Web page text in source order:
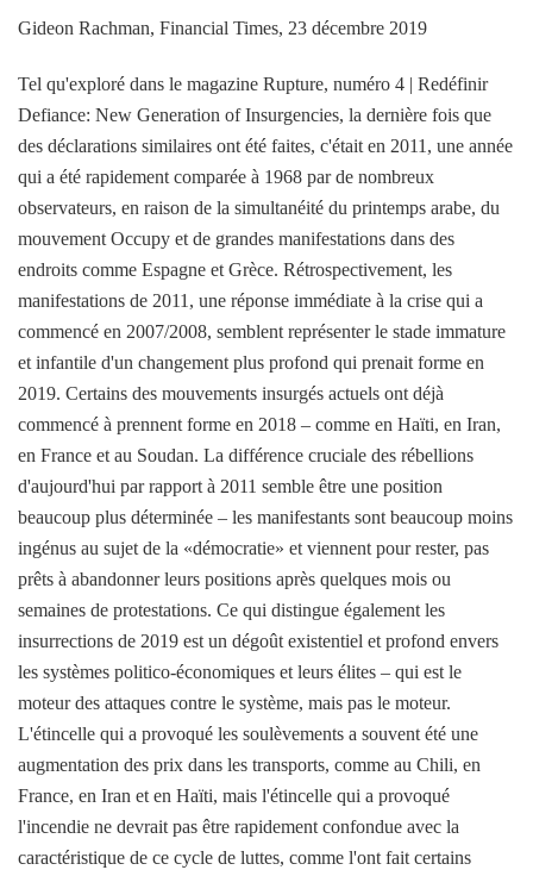
Gideon Rachman, Financial Times, 23 décembre 2019
Tel qu'exploré dans le magazine Rupture, numéro 4 | Redéfinir
Defiance: New Generation of Insurgencies, la dernière fois que
des déclarations similaires ont été faites, c'était en 2011, une année
qui a été rapidement comparée à 1968 par de nombreux
observateurs, en raison de la simultanéité du printemps arabe, du
mouvement Occupy et de grandes manifestations dans des
endroits comme Espagne et Grèce. Rétrospectivement, les
manifestations de 2011, une réponse immédiate à la crise qui a
commencé en 2007/2008, semblent représenter le stade immature
et infantile d'un changement plus profond qui prenait forme en
2019. Certains des mouvements insurgés actuels ont déjà
commencé à prennent forme en 2018 – comme en Haïti, en Iran,
en France et au Soudan. La différence cruciale des rébellions
d'aujourd'hui par rapport à 2011 semble être une position
beaucoup plus déterminée – les manifestants sont beaucoup moins
ingénus au sujet de la «démocratie» et viennent pour rester, pas
prêts à abandonner leurs positions après quelques mois ou
semaines de protestations. Ce qui distingue également les
insurrections de 2019 est un dégoût existentiel et profond envers
les systèmes politico-économiques et leurs élites – qui est le
moteur des attaques contre le système, mais pas le moteur.
L'étincelle qui a provoqué les soulèvements a souvent été une
augmentation des prix dans les transports, comme au Chili, en
France, en Iran et en Haïti, mais l'étincelle qui a provoqué
l'incendie ne devrait pas être rapidement confondue avec la
caractéristique de ce cycle de luttes, comme l'ont fait certains